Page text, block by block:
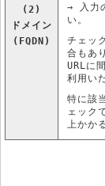
(2)
ドメイン
(FQDN)
→ 入力
い。
チェッ
合もあ
URLに
利用い
特に該
ェック
上かか